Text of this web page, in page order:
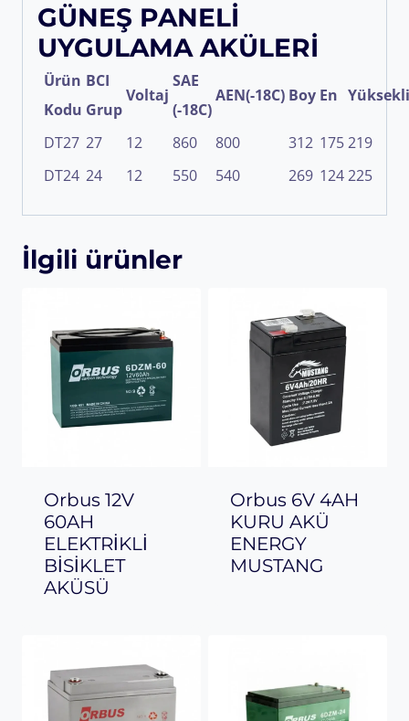
GÜNEŞ PANELİ
UYGULAMA AKÜLERİ
Ürün
Kodu
BCI
Grup
Voltaj
SAE
(-18C)
AEN(-18C) Boy En
DT27 27 12 860 800 312 175219
DT24 24 12 550 540 269 124225
İlgili ürünler
Orbus 12V
60AH
ELEKTRİKLİ
BİSİKLET
AKÜSÜ
Orbus 6V 4AH
KURU AKÜ
ENERGY
MUSTANG